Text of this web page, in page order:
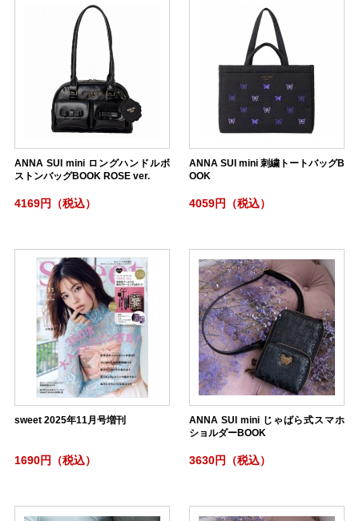
ANNA SUI mini ロングハンドルボ
ストンバッグBOOK ROSE ver.
4169円（税込）
ANNA SUI mini 刺繍トートバッグB
OOK
4059円（税込）
sweet 2025年11月号増刊
1690円（税込）
ANNA SUI mini じゃばら式スマホ
ショルダーBOOK
3630円（税込）